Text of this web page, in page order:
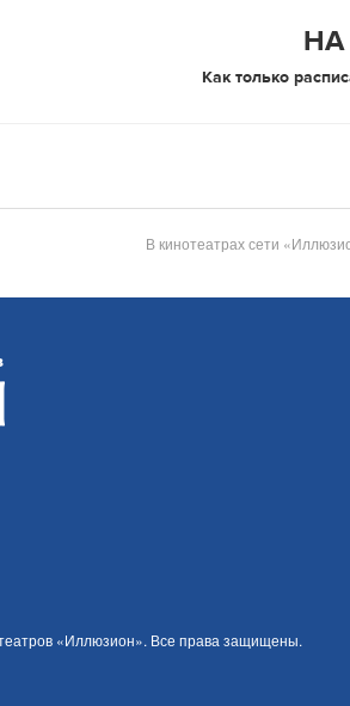
НА
Как только
В кинотеатрах сети
«Иллюзион». Все права защищены.